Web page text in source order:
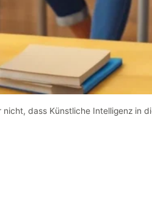
nicht, dass Künstliche Intelligenz in